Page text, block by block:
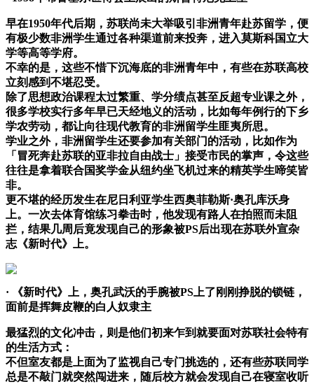
早在1950年代后期，苏联尚未大举吸引非洲青年赴苏留学，便
有极少数非洲学生通过各种渠道前来投奔，进入莫斯科国立大
学等高等学府。
不幸的是，这些不惜下沉海底的非洲青年中，有些在苏联高校
立刻感到不堪忍受。
除了思想政治课程太过繁重、学分绩点甚至反超专业课之外，
很多学校实行多年早已天经地义的活动，比如每年例行的下乡
学农劳动，都让向往现代教育的非洲留学生匪夷所思。
学业之外，非洲留学生还要参加有关部门的活动，比如作为
「冒死奔赴苏联的亚非拉自由战士」接受市民的掌声，令这些
往往是拿着联合国奖学金从纽约坐飞机过来的精英学生啼笑皆
非。
更不堪的经历发生在尼日利亚学生西奥菲勒斯·奥孔库沃身
上。一次去体育馆练习拳击时，他发现有路人在拍照而未阻
拦，结果几周后竟发现自己的形象被PS后出现在苏联外宣杂
志《新时代》上。
· 《新时代》上，奥孔武沃的手腕被PS上了刚刚挣脱的锁链，
面前是挥舞皮鞭的白人奴隶主
最猛烈的文化冲击，则是他们初来乍到就要面对苏联社会特有
的生活方式：
不但室友都是上面为了监视自己专门挑选的，还有些苏联同学
总是不敲门就突然闯进来，随后校方就会发现自己在寝室收听